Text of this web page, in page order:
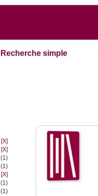
Recherche simple
[X]
[X]
(1)
(1)
[X]
(1)
(1)